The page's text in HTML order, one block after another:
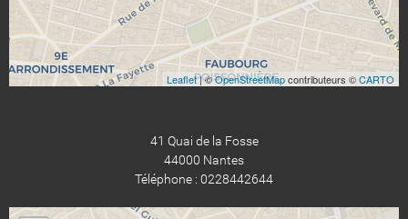
Leaflet| ©OpenStreetMapcontributeurs ©CARTO
41 Quai de la Fosse
44000 Nantes
Téléphone : 0228442644